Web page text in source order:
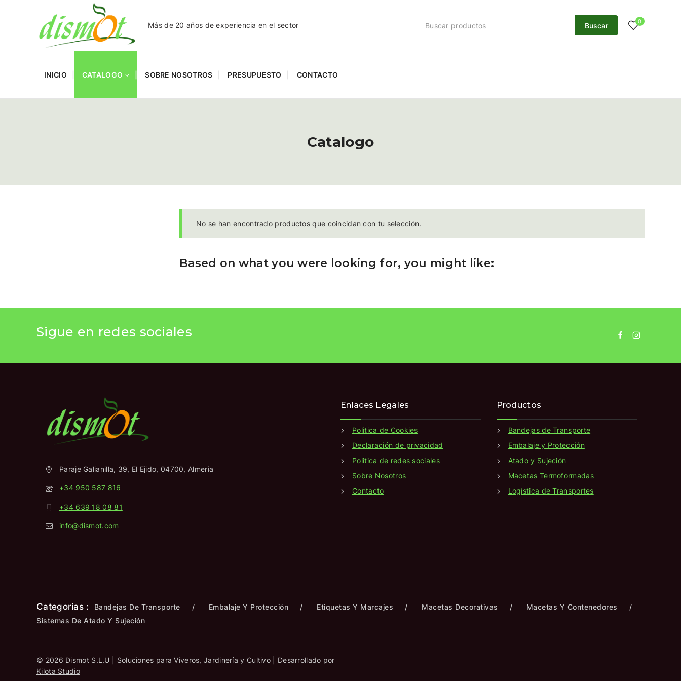
Más de 20 años de experiencia en el sector Buscar 0
INICIO CATALOGO SOBRE NOSOTROS PRESUPUESTO CONTACTO
Catalogo
No se han encontrado productos que coincidan con tu selección.
Based on what you were looking for, you might like:
Sigue en redes sociales
Paraje Galianilla, 39, El Ejido, 04700, Almeria
+34 950 587 816
+34 639 18 08 81
info@dismot.com
Enlaces Legales
Politica de Cookies
Declaración de privacidad
Politica de redes sociales
Sobre Nosotros
Contacto
Productos
Bandejas de Transporte
Embalaje y Protección
Atado y Sujeción
Macetas Termoformadas
Logística de Transportes
Categorias : Bandejas De Transporte Embalaje Y Protección Etiquetas Y Marcajes Macetas Decorativas
Macetas Y Contenedores
Sistemas De Atado Y Sujeción
© 2026 Dismot S.L.U | Soluciones para Viveros, Jardinería y Cultivo | Desarrollado por
Kilota Studio